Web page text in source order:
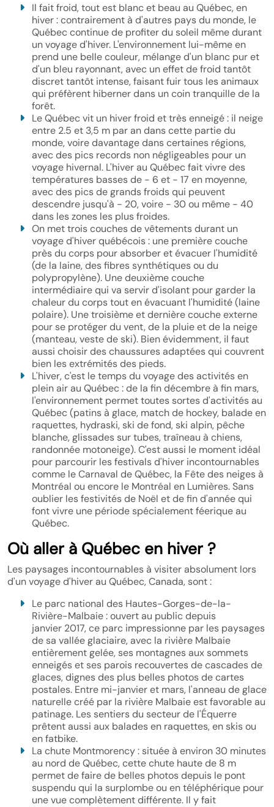
Il fait froid, tout est blanc et beau au Québec, en
hiver : contrairement à d'autres pays du monde, le
Québec continue de profiter du soleil même durant
un voyage d'hiver. L'environnement lui-même en
prend une belle couleur, mélange d'un blanc pur et
d'un bleu rayonnant, avec un effet de froid tantôt
discret tantôt intense, faisant fuir tous les animaux
qui préfèrent hiberner dans un coin tranquille de la
forêt.
Le Québec vit un hiver froid et très enneigé : il neige
entre 2.5 et 3,5 m par an dans cette partie du
monde, voire davantage dans certaines régions,
avec des pics records non négligeables pour un
voyage hivernal. L'hiver au Québec fait vivre des
températures basses de - 6 et - 17 en moyenne,
avec des pics de grands froids qui peuvent
descendre jusqu'à - 20, voire - 30 ou même - 40
dans les zones les plus froides.
On met trois couches de vêtements durant un
voyage d'hiver québécois : une première couche
près du corps pour absorber et évacuer l'humidité
(de la laine, des fibres synthétiques ou du
polypropylène). Une deuxième couche
intermédiaire qui va servir d'isolant pour garder la
chaleur du corps tout en évacuant l'humidité (laine
polaire). Une troisième et dernière couche externe
pour se protéger du vent, de la pluie et de la neige
(manteau, veste de ski). Bien évidemment, il faut
aussi choisir des chaussures adaptées qui couvrent
bien les extrémités des pieds.
L'hiver, c'est le temps du voyage des activités en
plein air au Québec : de la fin décembre à fin mars,
l'environnement permet toutes sortes d'activités au
Québec (patins à glace, match de hockey, balade en
raquettes, hydraski, ski de fond, ski alpin, pêche
blanche, glissades sur tubes, traîneau à chiens,
randonnée motoneige). C'est aussi le moment idéal
pour parcourir les festivals d'hiver incontournables
comme le Carnaval de Québec, la Fête des neiges à
Montréal ou encore le Montréal en Lumières. Sans
oublier les festivités de Noël et de fin d'année qui
font vivre une période spécialement féerique au
Québec.
Où aller à Québec en hiver ?
Les paysages incontournables à visiter absolument lors
d'un voyage d'hiver au Québec, Canada, sont :
Le parc national des Hautes-Gorges-de-la-
Rivière-Malbaie : ouvert au public depuis
janvier 2017, ce parc impressionne par les paysages
de sa vallée glaciaire, avec la rivière Malbaie
entièrement gelée, ses montagnes aux sommets
enneigés et ses parois recouvertes de cascades de
glaces, dignes des plus belles photos de cartes
postales. Entre mi-janvier et mars, l'anneau de glace
naturelle créé par la rivière Malbaie est favorable au
patinage. Les sentiers du secteur de l'Équerre
prêtent aussi aux balades en raquettes, en skis ou
en fatbike.
La chute Montmorency : située à environ 30 minutes
au nord de Québec, cette chute haute de 8 m
permet de faire de belles photos depuis le pont
suspendu qui la surplombe ou en téléphérique pour
une vue complètement différente. Il y fait